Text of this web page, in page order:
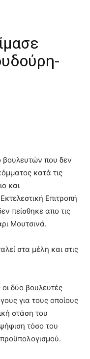
βουλευτών που δεν
κατά τις
και
Επιτροπή
πείσθηκε απο τις
Μουτσινά.
στα μέλη και στις
δύο βουλευτές
για τους οποίους
στάση του
τόσο του